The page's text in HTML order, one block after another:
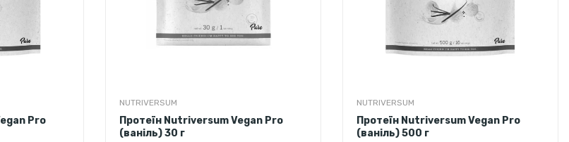
Pro
NUTRIVERSUM
Протеїн Nutriversum Vegan Pro
(ваніль) 30 г
NUTRIVERSUM
Протеїн Nutriversum Vegan Pro
(ваніль) 500 г